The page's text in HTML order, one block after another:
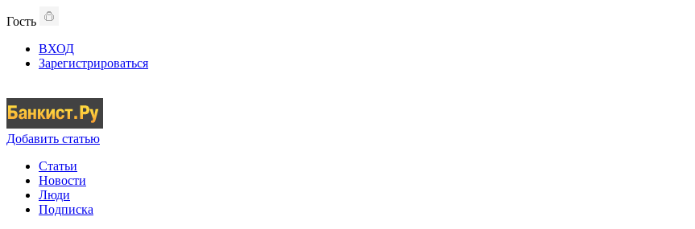
Гость
ВХОД
Зарегистрироваться
Добавить статью
Статьи
Новости
Люди
Подписка